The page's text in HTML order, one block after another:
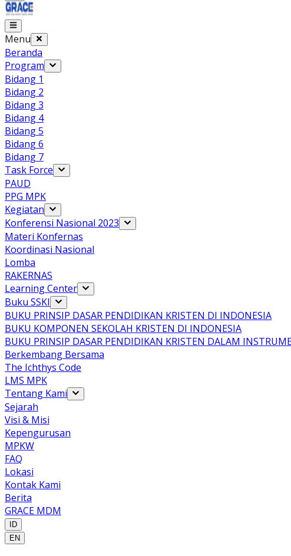
Menu
Beranda
Program
Bidang 1
Bidang 2
Bidang 3
Bidang 4
Bidang 5
Bidang 6
Bidang 7
Task Force
PAUD
PPG MPK
Kegiatan
Konferensi Nasional 2023
Materi Konfernas
Koordinasi Nasional
Lomba
RAKERNAS
Learning Center
Buku SSKI
BUKU PRINSIP DASAR PENDIDIKAN KRISTEN DI INDONESIA
BUKU KOMPONEN SEKOLAH KRISTEN DI INDONESIA
BUKU PRINSIP DASAR PENDIDIKAN KRISTEN DALAM
Berkembang Bersama
The Ichthys Code
LMS MPK
Tentang Kami
Sejarah
Visi & Misi
Kepengurusan
MPKW
FAQ
Lokasi
Kontak Kami
Berita
GRACE MDM
ID
EN